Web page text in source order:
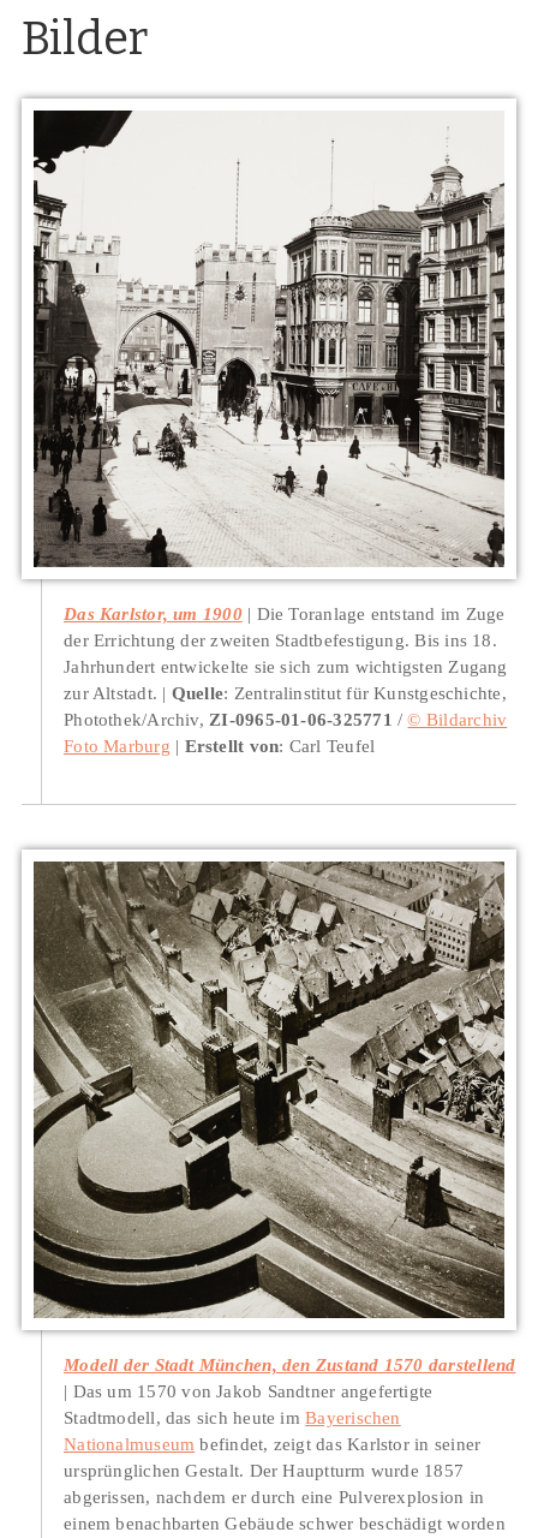
Bilder
Das Karlstor, um 1900
Die Toranlage entstand im Zuge
der Errichtung der zweiten Stadtbefestigung. Bis ins 18.
Jahrhundert entwickelte sie sich zum wichtigsten Zugang
zur Altstadt.
Quelle: Zentralinstitut für Kunstgeschichte,
Photothek/Archiv, ZI-0965-01-06-325771 /© Bildarchiv
Foto Marburg
Erstellt von: Carl Teufel
Modell der Stadt München, den Zustand 1570 darstellend
Das um 1570 von Jakob Sandtner angefertigte
Stadtmodell, das sich heute imBayerischen
Nationalmuseum befindet, zeigt das Karlstor in seiner
ursprünglichen Gestalt. Der Hauptturm wurde 1857
abgerissen, nachdem er durch eine Pulverexplosion in
einem benachbarten Gebäude schwer beschädigt worden